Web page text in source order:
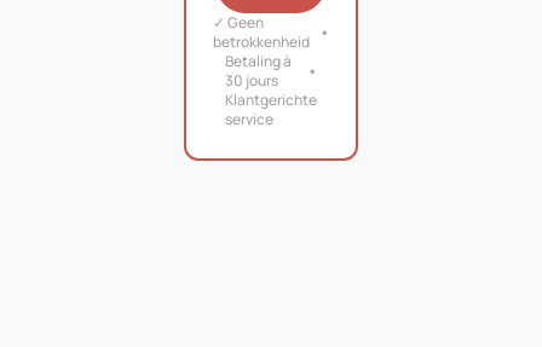
✓ Geen
betrokkenheid
Betaling à
30 jours
Klantgerichte
service